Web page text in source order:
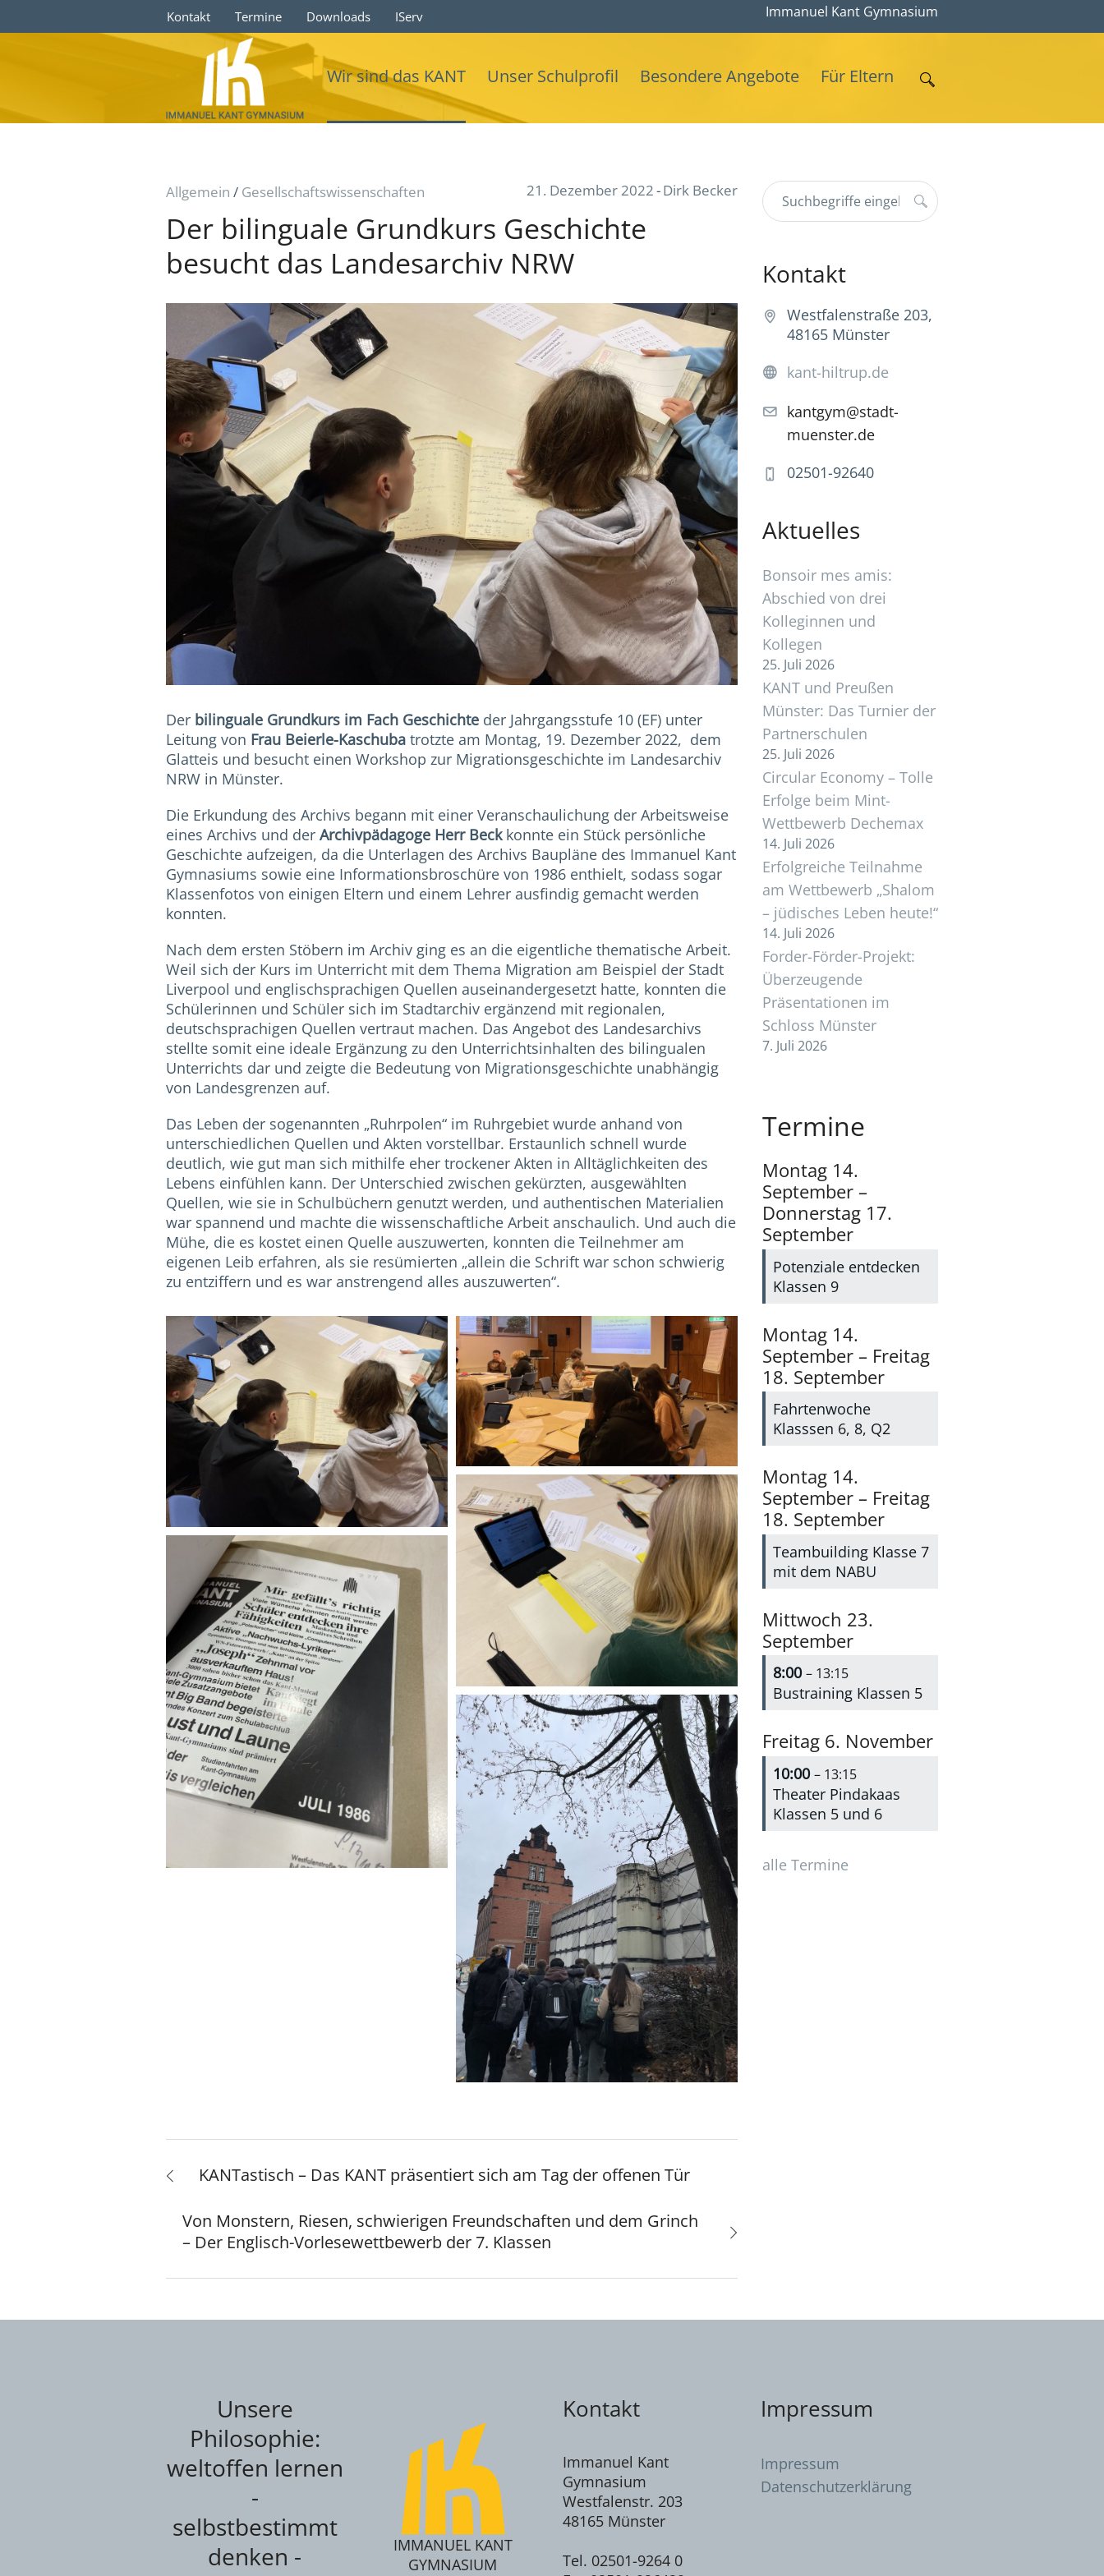
Immanuel Kant Gymnasium
Kontakt Termine Downloads IServ
Wir sind das KANT Unser Schulprofil Besondere Angebote Für Eltern
21. Dezember 2022 Dirk Becker
Allgemein / Gesellschaftswissenschaften
Der bilinguale Grundkurs Geschichte
besucht das Landesarchiv NRW
Der bilinguale Grundkurs im Fach Geschichte der Jahrgangsstufe 10 (EF) unter
Leitung von Frau Beierle-Kaschuba trotzte am Montag, 19. Dezember 2022, dem
Glatteis und besucht einen Workshop zur Migrationsgeschichte im Landesarchiv
NRW in Münster.
Die Erkundung des Archivs begann mit einer Veranschaulichung der Arbeitsweise
eines Archivs und der Archivpädagoge Herr Beckkonnte ein Stück persönliche
Geschichte aufzeigen, da die Unterlagen des Archivs Baupläne des Immanuel Kant
Gymnasiums sowie eine Informationsbroschüre von 1986 enthielt, sodass sogar
Klassenfotos von einigen Eltern und einem Lehrer ausfindig gemacht werden
konnten.
Nach dem ersten Stöbern im Archiv ging es an die eigentliche thematische Arbeit.
Weil sich der Kurs im Unterricht mit dem Thema Migration am Beispiel der Stadt
Liverpool und englischsprachigen Quellen auseinandergesetzt hatte, konnten die
Schülerinnen und Schüler sich im Stadtarchiv ergänzend mit regionalen,
deutschsprachigen Quellen vertraut machen. Das Angebot des Landesarchivs
stellte somit eine ideale Ergänzung zu den Unterrichtsinhalten des bilingualen
Unterrichts dar und zeigte die Bedeutung von Migrationsgeschichte unabhängig
von Landesgrenzen auf.
Das Leben der sogenannten „Ruhrpolen“ im Ruhrgebiet wurde anhand von
unterschiedlichen Quellen und Akten vorstellbar. Erstaunlich schnell wurde
deutlich, wie gut man sich mithilfe eher trockener Akten in Alltäglichkeiten des
Lebens einfühlen kann. Der Unterschied zwischen gekürzten, ausgewählten
Quellen, wie sie in Schulbüchern genutzt werden, und authentischen Materialien
war spannend und machte die wissenschaftliche Arbeit anschaulich. Und auch die
Mühe, die es kostet einen Quelle auszuwerten, konnten die Teilnehmer am
eigenen Leib erfahren, als sie resümierten „allein die Schrift war schon schwierig
zu entziffern und es war anstrengend alles auszuwerten“.
KANTastisch – Das KANT präsentiert sich am Tag der offenen Tür
Von Monstern, Riesen, schwierigen Freundschaften und dem Grinch
– Der Englisch-Vorlesewettbewerb der 7. Klassen
Kontakt
Westfalenstraße 203,
48165 Münster
kant-hiltrup.de
kantgym@stadt-
muenster.de
02501-92640
Aktuelles
Bonsoir mes amis:
Abschied von drei
Kolleginnen und
Kollegen
25. Juli 2026
KANT und Preußen
Münster: Das Turnier der
Partnerschulen
25. Juli 2026
Circular Economy – Tolle
Erfolge beim Mint-
Wettbewerb Dechemax
14. Juli 2026
Erfolgreiche Teilnahme
am Wettbewerb „Shalom
– jüdisches Leben heute!“
14. Juli 2026
Forder-Förder-Projekt:
Überzeugende
Präsentationen im
Schloss Münster
7. Juli 2026
Termine
Montag 14.
September–
Donnerstag 17.
September
Potenziale entdecken
Klassen 9
Montag 14.
September– Freitag
18. September
Fahrtenwoche
Klasssen 6, 8, Q2
Montag 14.
September– Freitag
18. September
Teambuilding Klasse 7
mit dem NABU
Mittwoch 23.
September
8:00– 13:15
Bustraining Klassen 5
Freitag 6. November
10:00– 13:15
Theater Pindakaas
Klassen 5 und 6
alle Termine
Unsere
Philosophie:
weltoffen lernen
-
selbstbestimmt
denken -
IMMANUEL KANT
GYMNASIUM
Kontakt
Immanuel Kant
Gymnasium
Westfalenstr. 203
48165 Münster
Tel. 02501-9264 0
Impressum
Impressum
Datenschutzerklärung